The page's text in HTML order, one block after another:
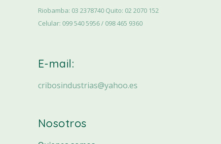
Riobamba: 03 2378740 Quito: 02 2070 152
Celular: 099 540 5956 / 098 465 9360
E-mail:
cribosindustrias@yahoo.es
Nosotros